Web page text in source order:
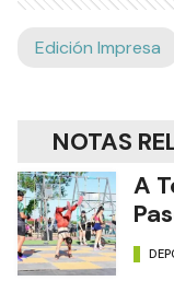
Edición Impresa
NOTAS
A